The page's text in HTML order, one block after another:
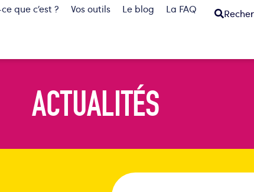
que c’est ? Vos outils Le blog La FAQ
ACTUALITÉS